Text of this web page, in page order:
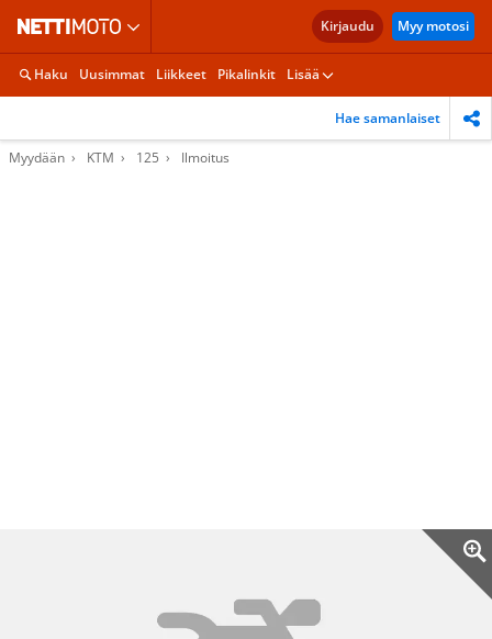
Kirjaudu Myy motosi
Haku Uusimmat Liikkeet Pikalinkit Lisää
Hae samanlaiset
Myydään KTM 125 Ilmoitus